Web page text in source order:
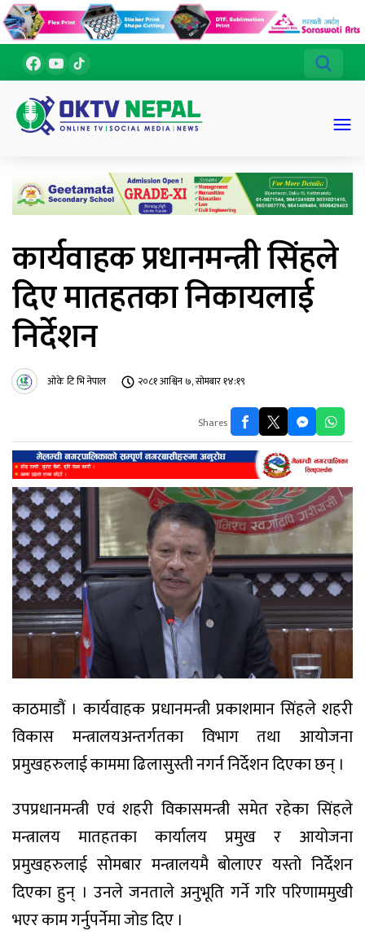
कार्यवाहक प्रधानमन्त्री सिंहले
दिए मातहतका निकायलाई
निर्देशन
ओके टि भि नेपाल २०८१ आश्विन ७, सोमबार १४:१९
Shares
काठमाडौं । कार्यवाहक प्रधानमन्त्री प्रकाशमान सिंहले शहरी
विकास मन्त्रालयअन्तर्गतका विभाग तथा आयोजना
प्रमुखहरुलाई काममा ढिलासुस्ती नगर्न निर्देशन दिएका छन् ।
उपप्रधानमन्त्री एवं शहरी विकासमन्त्री समेत रहेका सिंहले
मन्त्रालय मातहतका कार्यालय प्रमुख र आयोजना
प्रमुखहरुलाई सोमबार मन्त्रालयमै बोलाएर यस्तो निर्देशन
दिएका हुन् । उनले जनताले अनुभूति गर्ने गरि परिणाममुखी
भएर काम गर्नुपर्नेमा जोड दिए ।